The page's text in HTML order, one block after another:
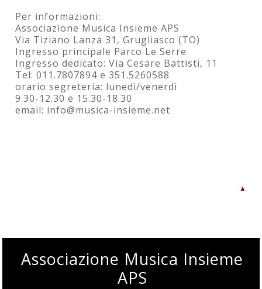
Per informazioni:
Associazione Musica Insieme APS
Via Tiziano Lanza 31, Grugliasco (TO)
Ingresso principale Parco Le Serre
Ingresso dedicato: Via Cesare Battisti, 11
Tel: 011.7807894 e 351.5260588
orario segreteria: lunedì/venerdì
9.30-12.30 e 15.30-18.30
email: info@musica-insieme.net
▲
Associazione Musica Insieme
APS